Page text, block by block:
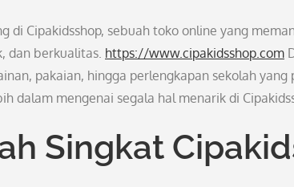
di Cipakidsshop, sebuah toko online yang
dan berkualitas. https://www.cipakidsshop.com
pakaian, hingga perlengkapan sekolah
dalam mengenai segala hal menarik di
Singkat